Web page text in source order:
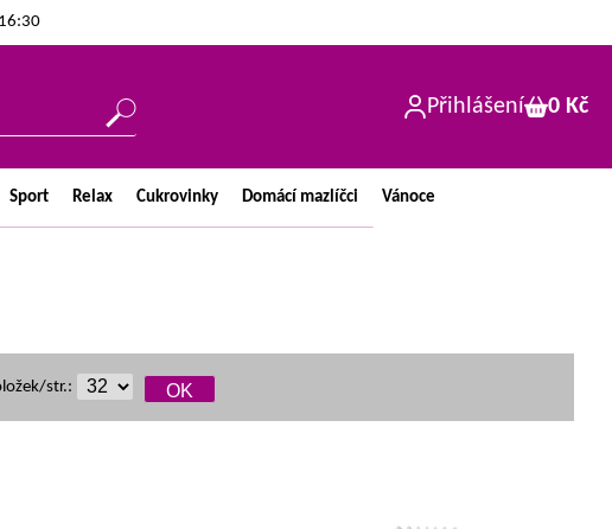
Přihlášení 0 Kč
Sport Relax Cukrovinky Domácí mazlíčci Vánoce
str.: